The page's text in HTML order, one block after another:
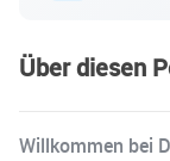
Über diesen
Willkommen bei